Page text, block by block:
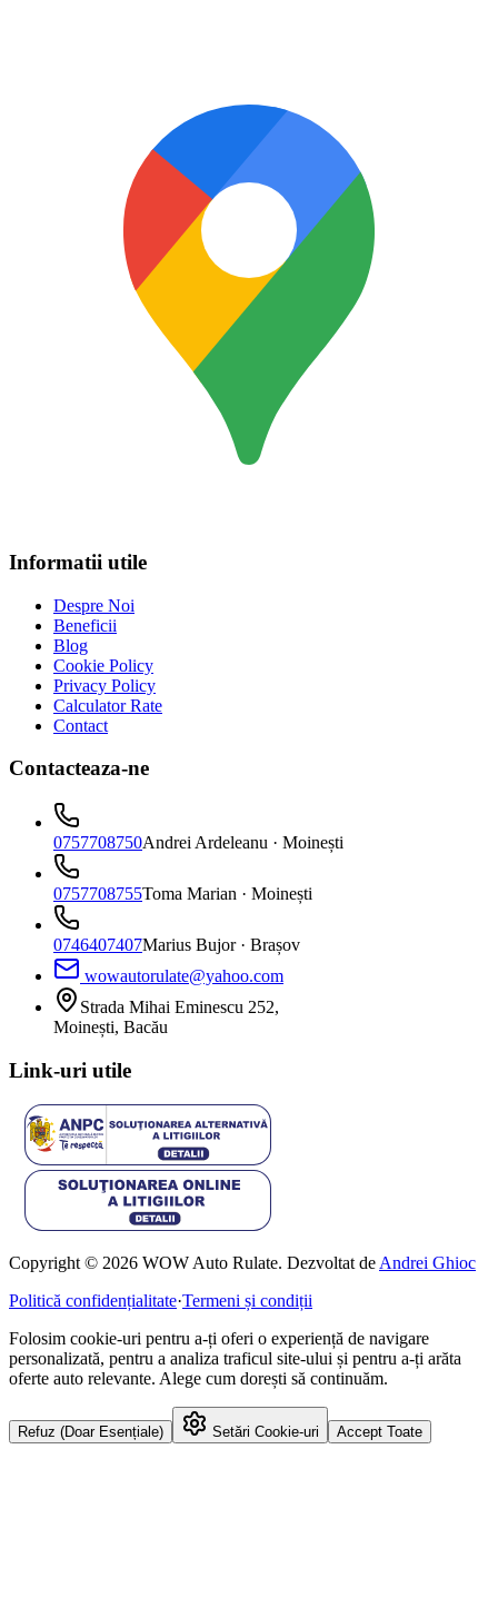
Informatii utile
Despre Noi
Beneficii
Blog
Cookie Policy
Privacy Policy
Calculator Rate
Contact
Contacteaza-ne
0757708750Andrei Ardeleanu · Moinești
0757708755Toma Marian · Moinești
0746407407Marius Bujor · Brașov
wowautorulate@yahoo.com
Strada Mihai Eminescu 252,
Moinești, Bacău
Link-uri utile
Copyright © 2026 WOW Auto Rulate. Dezvoltat de Andrei Ghioc
Politică confidențialitate·Termeni și condiții
Folosim cookie-uri pentru a-ți oferi o experiență de navigare
personalizată, pentru a analiza traficul site-ului și pentru a-ți arăta
oferte auto relevante. Alege cum dorești să continuăm.
Refuz (Doar Esențiale) Setări Cookie-uri Accept Toate